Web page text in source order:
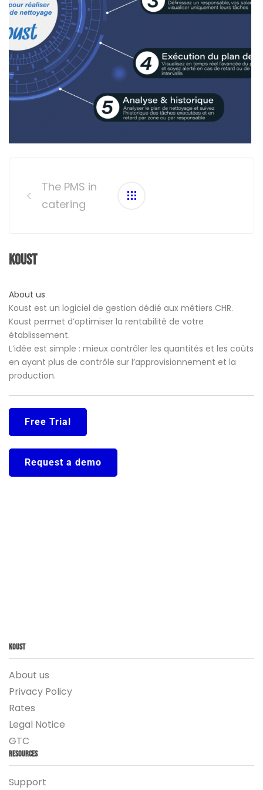
navigationThe PMS in
catering
Koust
About us
Koust est un logiciel de gestion dédié aux métiers CHR.
Koust permet d’optimiser la rentabilité de votre
établissement.
L’idée est simple : mieux contrôler les quantités et les coûts
en ayant plus de contrôle sur l’approvisionnement et la
production.
Free Trial
Request a demo
Koust
About us
Privacy Policy
Rates
Legal Notice
GTC
Resources
Support